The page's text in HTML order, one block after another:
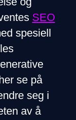
SEO
spesiell
se på
seg i
av å